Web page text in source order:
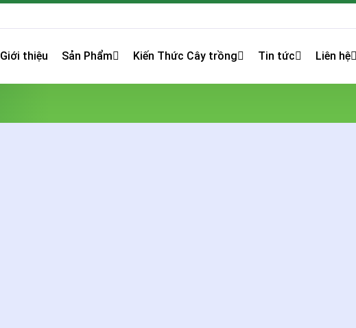
Giới thiệu Sản Phẩm Kiến Thức Cây trồng Tin tức Liên hệ